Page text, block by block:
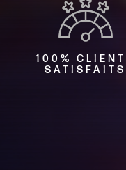
100%
SATISFAITS